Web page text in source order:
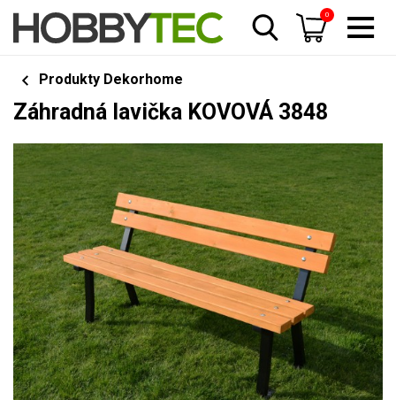
0
Produkty Dekorhome
Záhradná lavička KOVOVÁ 3848